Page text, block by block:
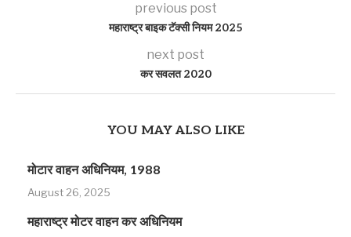
previous post
महाराष्ट्र बाइक टॅक्सी नियम 2025
next post
कर सवलत 2020
YOU MAY ALSO LIKE
मोटार वाहन अधिनियम, 1988
August 26, 2025
महाराष्ट्र मोटर वाहन कर अधिनियम